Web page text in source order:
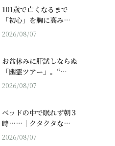
101歳で亡くなるまで
「初心」を胸に高み…
2026/08/07
お盆休みに肝試しならぬ
「幽霊ツアー」。“…
2026/08/07
ベッドの中で眠れず朝３
時……｜クタクタな…
2026/08/07